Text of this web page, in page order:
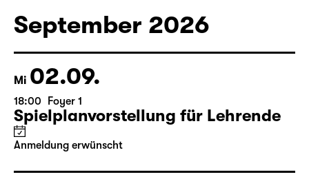
September 2026
Mi 02.09.
18:00 Foyer 1
Spielplanvorstellung für Lehrende
Anmeldung erwünscht